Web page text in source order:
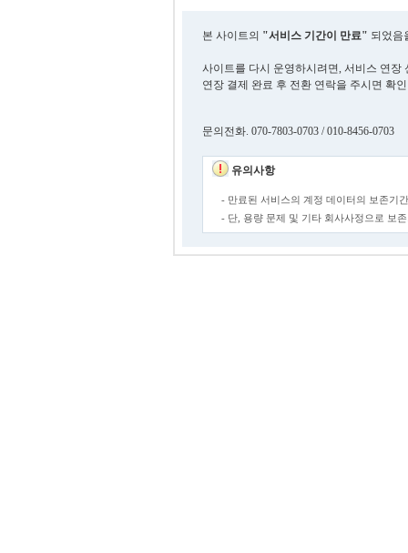
본 사이트의 "서비스 기간이 만료" 되었음
사이트를 다시 운영하시려면, 서비스 연장
연장 결제 완료 후 전환 연락을 주시면 확
문의전화. 070-7803-0703 / 010-8456-0703
유의사항
- 만료된 서비스의 계정 데이터의 보존기
- 단, 용량 문제 및 기타 회사사정으로 보